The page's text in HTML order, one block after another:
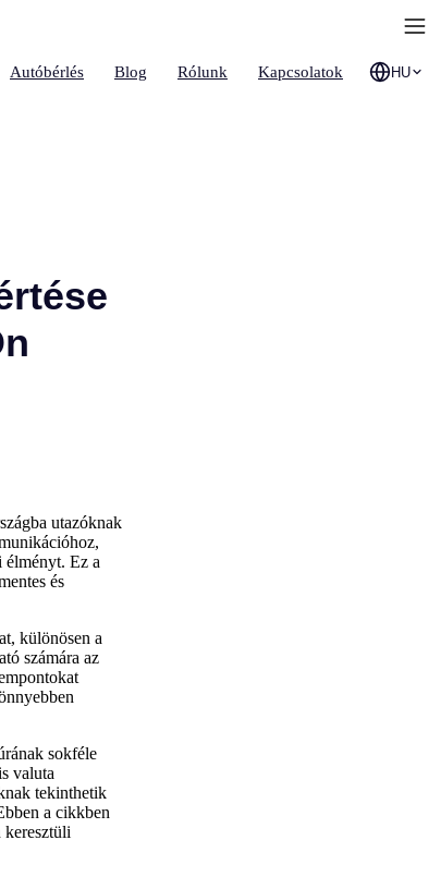
Autóbérlés Blog Rólunk Kapcsolatok HU
utazóknak
élményt. Ez a
és
különösen a
számára az
sokféle
valuta
tekinthetik
a cikkben
keresztüli